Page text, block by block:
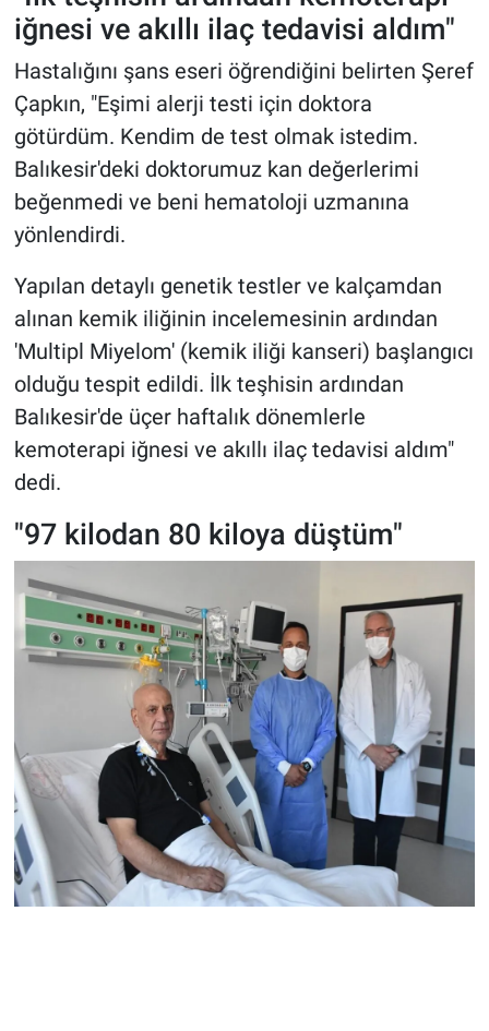
iğnesi ve akıllı ilaç tedavisi aldım"
Hastalığını şans eseri öğrendiğini belirten Şeref
Çapkın, "Eşimi alerji testi için doktora
götürdüm. Kendim de test olmak istedim.
Balıkesir'deki doktorumuz kan değerlerimi
beğenmedi ve beni hematoloji uzmanına
yönlendirdi.
Yapılan detaylı genetik testler ve kalçamdan
alınan kemik iliğinin incelemesinin ardından
'Multipl Miyelom' (kemik iliği kanseri) başlangıcı
olduğu tespit edildi. İlk teşhisin ardından
Balıkesir'de üçer haftalık dönemlerle
kemoterapi iğnesi ve akıllı ilaç tedavisi aldım"
dedi.
"97 kilodan 80 kiloya düştüm"